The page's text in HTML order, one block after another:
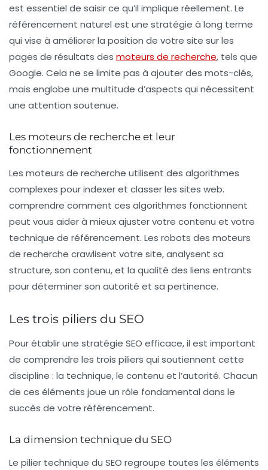
est essentiel de saisir ce qu’il implique réellement. Le
référencement naturel est une stratégie à long terme
qui vise à améliorer la position de votre site sur les
pages de résultats des moteurs de recherche, tels que
Google. Cela ne se limite pas à ajouter des mots-clés,
mais englobe une multitude d’aspects qui nécessitent
une attention soutenue.
Les moteurs de recherche et leur
fonctionnement
Les moteurs de recherche utilisent des algorithmes
complexes pour indexer et classer les sites web.
comprendre comment ces algorithmes fonctionnent
peut vous aider à mieux ajuster votre contenu et votre
technique de référencement. Les robots des moteurs
de recherche crawlisent votre site, analysent sa
structure, son contenu, et la qualité des liens entrants
pour déterminer son autorité et sa pertinence.
Les trois piliers du SEO
Pour établir une stratégie SEO efficace, il est important
de comprendre les trois piliers qui soutiennent cette
discipline : la technique,le contenu et l’autorité. Chacun
de ces éléments joue un rôle fondamental dans le
succès de votre référencement.
La dimension technique du SEO
Le pilier technique du SEO regroupe toutes les éléments